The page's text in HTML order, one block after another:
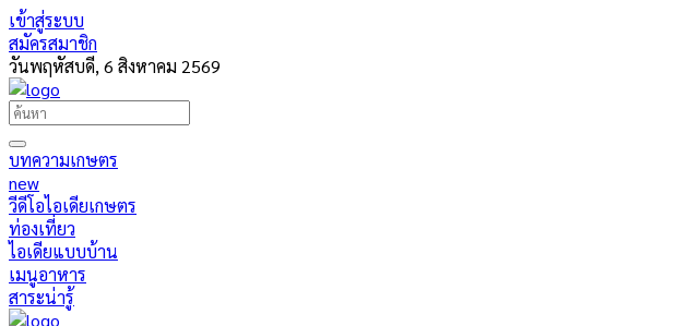
เข้าสู่ระบบ
สมัครสมาชิก
วันพฤหัสบดี, 6 สิงหาคม 2569
บทความเกษตร
new
วีดีโอไอเดียเกษตร
ท่องเที่ยว
ไอเดียแบบบ้าน
เมนูอาหาร
สาระน่ารู้